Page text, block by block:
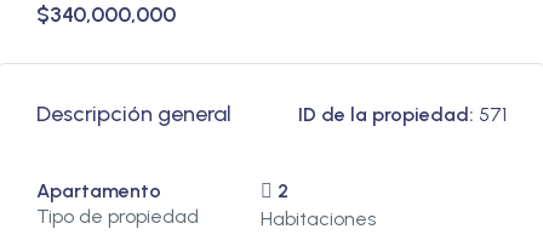
$340,000,000
Descripción general ID de la propiedad: 571
Apartamento
Tipo de propiedad
2
Habitaciones